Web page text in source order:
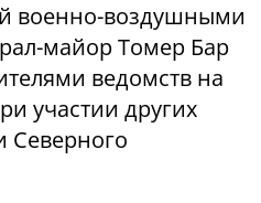
военно-воздушными
майор Томер Бар
ведомств на
участии других
Северного